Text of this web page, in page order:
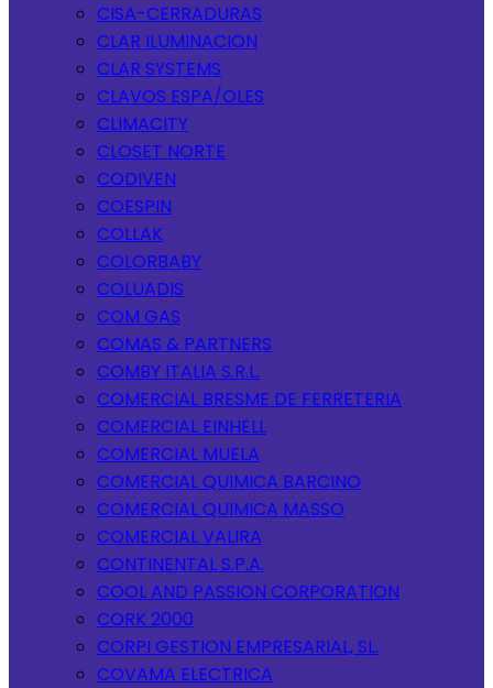
CISA-CERRADURAS
CLAR ILUMINACION
CLAR SYSTEMS
CLAVOS ESPA/OLES
CLIMACITY
CLOSET NORTE
CODIVEN
COESPIN
COLLAK
COLORBABY
COLUADIS
COM GAS
COMAS & PARTNERS
COMBY ITALIA S.R.L.
COMERCIAL BRESME DE FERRETERIA
COMERCIAL EINHELL
COMERCIAL MUELA
COMERCIAL QUIMICA BARCINO
COMERCIAL QUIMICA MASSO
COMERCIAL VALIRA
CONTINENTAL S.P.A.
COOL AND PASSION CORPORATION
CORK 2000
CORPI GESTION EMPRESARIAL, SL.
COVAMA ELECTRICA